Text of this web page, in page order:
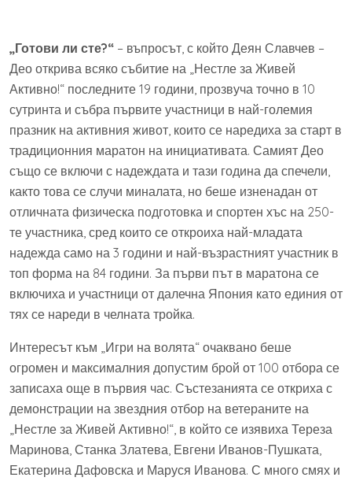
„Готови ли сте?“ – въпросът, с който Деян Славчев –
Део открива всяко събитие на „Нестле за Живей
Активно!“ последните 19 години, прозвуча точно в 10
сутринта и събра първите участници в най-големия
празник на активния живот, които се наредиха за старт в
традиционния маратон на инициативата. Самият Део
също се включи с надеждата и тази година да спечели,
както това се случи миналата, но беше изненадан от
отличната физическа подготовка и спортен хъс на 250-
те участника, сред които се откроиха най-младата
надежда само на 3 години и най-възрастният участник в
топ форма на 84 години. За първи път в маратона се
включиха и участници от далечна Япония като единия от
тях се нареди в челната тройка.
Интересът към „Игри на волята“ очаквано беше
огромен и максималния допустим брой от 100 отбора се
записаха още в първия час. Състезанията се откриха с
демонстрации на звездния отбор на ветераните на
„Нестле за Живей Активно!“, в който се изявиха Тереза
Маринова, Станка Златева, Евгени Иванов-Пушката,
Екатерина Дафовска и Маруся Иванова. С много смях и